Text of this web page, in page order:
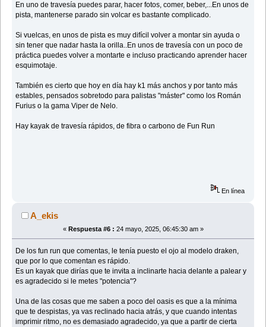
En uno de travesía puedes parar, hacer fotos, comer, beber,...En unos de
pista, mantenerse parado sin volcar es bastante complicado.
Si vuelcas, en unos de pista es muy difícil volver a montar sin ayuda o
sin tener que nadar hasta la orilla..En unos de travesía con un poco de
práctica puedes volver a montarte e incluso practicando aprender hacer
esquimotaje.
También es cierto que hoy en día hay k1 más anchos y por tanto más
estables, pensados sobretodo para palistas "máster" como los Román
Furius o la gama Viper de Nelo.
Hay kayak de travesía rápidos, de fibra o carbono de Fun Run
En línea
A_ekis
« Respuesta #6 : 24 mayo, 2025, 06:45:30 am »
De los fun run que comentas, le tenía puesto el ojo al modelo draken,
que por lo que comentan es rápido.
Es un kayak que dirías que te invita a inclinarte hacia delante a palear y
es agradecido si le metes "potencia"?
Una de las cosas que me saben a poco del oasis es que a la mínima
que te despistas, ya vas reclinado hacia atrás, y que cuando intentas
imprimir ritmo, no es demasiado agradecido, ya que a partir de cierta